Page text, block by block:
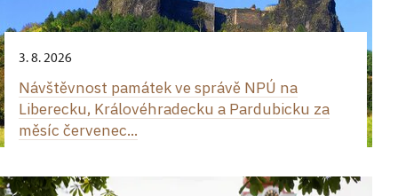
3. 8. 2026
Návštěvnost památek ve správě NPÚ na
Liberecku, Královéhradecku a Pardubicku za
měsíc červenec...